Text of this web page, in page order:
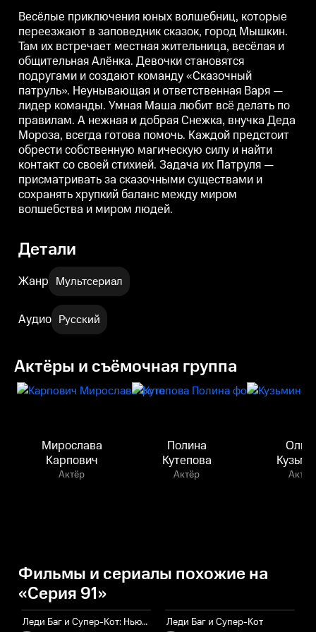
команды. Умная Маша любит
всё делать по правилам. А
нежная и добрая Снежка,
внучка Деда Мороза, всегда
готова помочь. Каждой
предстоит обрести собственную
магическую силу и найти
контакт со своей стихией.
Задача их Патруля —
присматривать за сказочными
существами и сохранять
хрупкий баланс между миром
волшебства и миром людей.
команды. Умная Маша любит
всё делать по правилам. А
нежная и добрая Снежка,
внучка Деда Мороза, всегда
готова помочь. Каждой
предстоит обрести собственную
магическую силу и найти
контакт со своей стихией.
Задача их Патруля —
присматривать за сказочными
существами и сохранять
хрупкий баланс между миром
волшебства и миром людей.
Весёлые приключения юных волшебниц, которые
переезжают в заповедник сказок, город Мышкин.
Там их встречает местная жительница, весёлая и
общительная Алёнка. Девочки становятся
подругами и создают команду «Сказочный
патруль». Неунывающая и ответственная Варя —
лидер команды. Умная Маша любит всё делать по
правилам. А нежная и добрая Снежка, внучка Деда
Мороза, всегда готова помочь. Каждой предстоит
обрести собственную магическую силу и найти
контакт со своей стихией. Задача их Патруля —
присматривать за сказочными существами и
сохранять хрупкий баланс между миром
волшебства и миром людей.
Детали
Жанр Мультсериал
Аудио Русский
Актёры и съёмочная группа
Мирослава
Карпович
Актёр
Полина
Кутепова
Актёр Актёр
Фильмы и сериалы похожие на
«Серия 91»
Леди Баг и Супер-Кот: Нью-Йорк. Союз героев Леди Баг и Супер-Кот